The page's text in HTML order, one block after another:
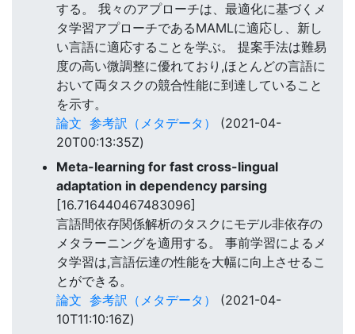
する。 我々のアプローチは、最適化に基づくメ
タ学習アプローチであるMAMLに適応し、新し
い言語に適応することを学ぶ。 提案手法は難易
度の高い微調整に優れており,ほとんどの言語に
おいて両タスクの競合性能に到達していること
を示す。
論文 参考訳（メタデータ）
(2021-04-
20T00:13:35Z)
Meta-learning for fast cross-lingual
adaptation in dependency parsing
[16.716440467483096]
言語間依存関係解析のタスクにモデル非依存の
メタラーニングを適用する。 事前学習によるメ
タ学習は,言語伝達の性能を大幅に向上させるこ
とができる。
論文 参考訳（メタデータ）
(2021-04-
10T11:10:16Z)